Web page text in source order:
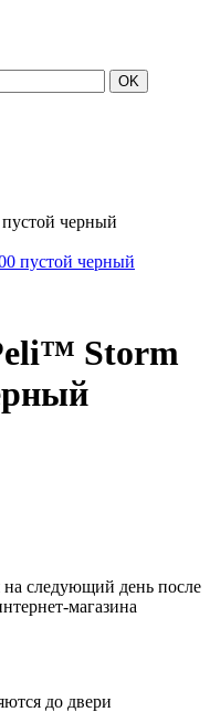
черный
Storm
на следующий день после
магазина
до двери